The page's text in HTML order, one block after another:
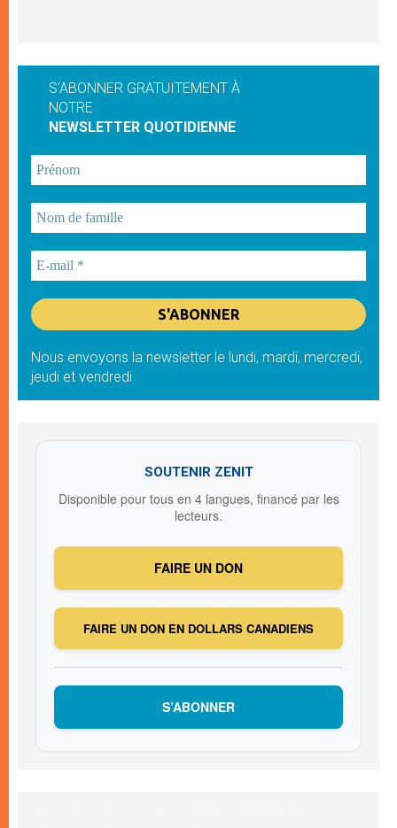
S'ABONNER GRATUITEMENT À
NOTRE
NEWSLETTER QUOTIDIENNE
Nous envoyons la newsletter le lundi, mardi, mercredi,
jeudi et vendredi
SOUTENIR ZENIT
Disponible pour tous en 4 langues, financé par les
lecteurs.
FAIRE UN DON
FAIRE UN DON EN DOLLARS CANADIENS
S’ABONNER